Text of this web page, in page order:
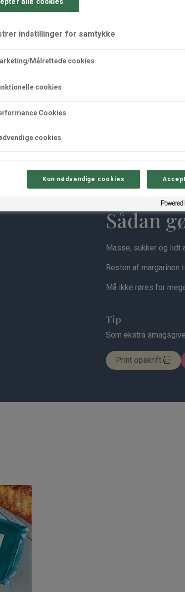
Sådan
Masse, sukker og lidt
Resten af
Må ikke røres for
Tip
Som ekstra
Print opskrift
alle cookies
indstillinger for samtykke
Målrettede cookies
cookies
Cookies
cookies
Kun nødvendige cookies